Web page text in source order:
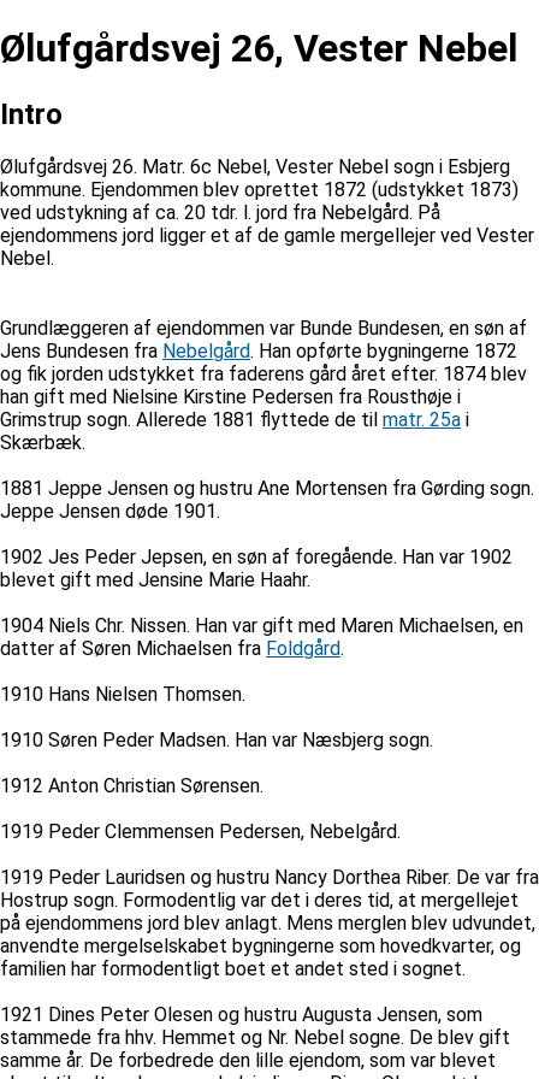
Ølufgårdsvej 26, Vester Nebel
Intro
Ølufgårdsvej 26. Matr. 6c Nebel, Vester Nebel sogn i Esbjerg
kommune. Ejendommen blev oprettet 1872 (udstykket 1873)
ved udstykning af ca. 20 tdr. l. jord fra Nebelgård. På
ejendommens jord ligger et af de gamle mergellejer ved Vester
Nebel.
Grundlæggeren af ejendommen var Bunde Bundesen, en søn af
Jens Bundesen fra Nebelgård. Han opførte bygningerne 1872
og fik jorden udstykket fra faderens gård året efter. 1874 blev
han gift med Nielsine Kirstine Pedersen fra Rousthøje i
Grimstrup sogn. Allerede 1881 flyttede de til matr. 25a i
Skærbæk.
1881 Jeppe Jensen og hustru Ane Mortensen fra Gørding sogn.
Jeppe Jensen døde 1901.
1902 Jes Peder Jepsen, en søn af foregående. Han var 1902
blevet gift med Jensine Marie Haahr.
1904 Niels Chr. Nissen. Han var gift med Maren Michaelsen, en
datter af Søren Michaelsen fra Foldgård.
1910 Hans Nielsen Thomsen.
1910 Søren Peder Madsen. Han var Næsbjerg sogn.
1912 Anton Christian Sørensen.
1919 Peder Clemmensen Pedersen, Nebelgård.
1919 Peder Lauridsen og hustru Nancy Dorthea Riber. De var fra
Hostrup sogn. Formodentlig var det i deres tid, at mergellejet
på ejendommens jord blev anlagt. Mens merglen blev udvundet,
anvendte mergelselskabet bygningerne som hovedkvarter, og
familien har formodentligt boet et andet sted i sognet.
1921 Dines Peter Olesen og hustru Augusta Jensen, som
stammede fra hhv. Hemmet og Nr. Nebel sogne. De blev gift
samme år. De forbedrede den lille ejendom, som var blevet